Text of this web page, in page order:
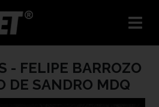
- FELIPE BARROZO
DE SANDRO MDQ